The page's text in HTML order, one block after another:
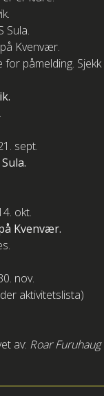
Sula.
Kvenvær.
påmelding.
sept.
okt.
Kvenvær.
nov.
aktivitetslista)
av: Roar Furuhaug